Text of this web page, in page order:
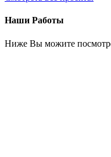
Наши Работы
Ниже Вы можите